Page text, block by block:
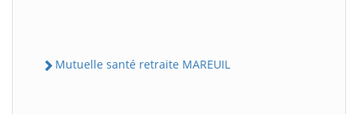
Mutuelle santé retraite MAREUIL